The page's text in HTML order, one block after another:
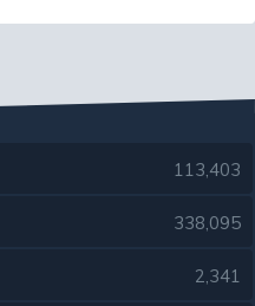
113,403
338,095
2,341